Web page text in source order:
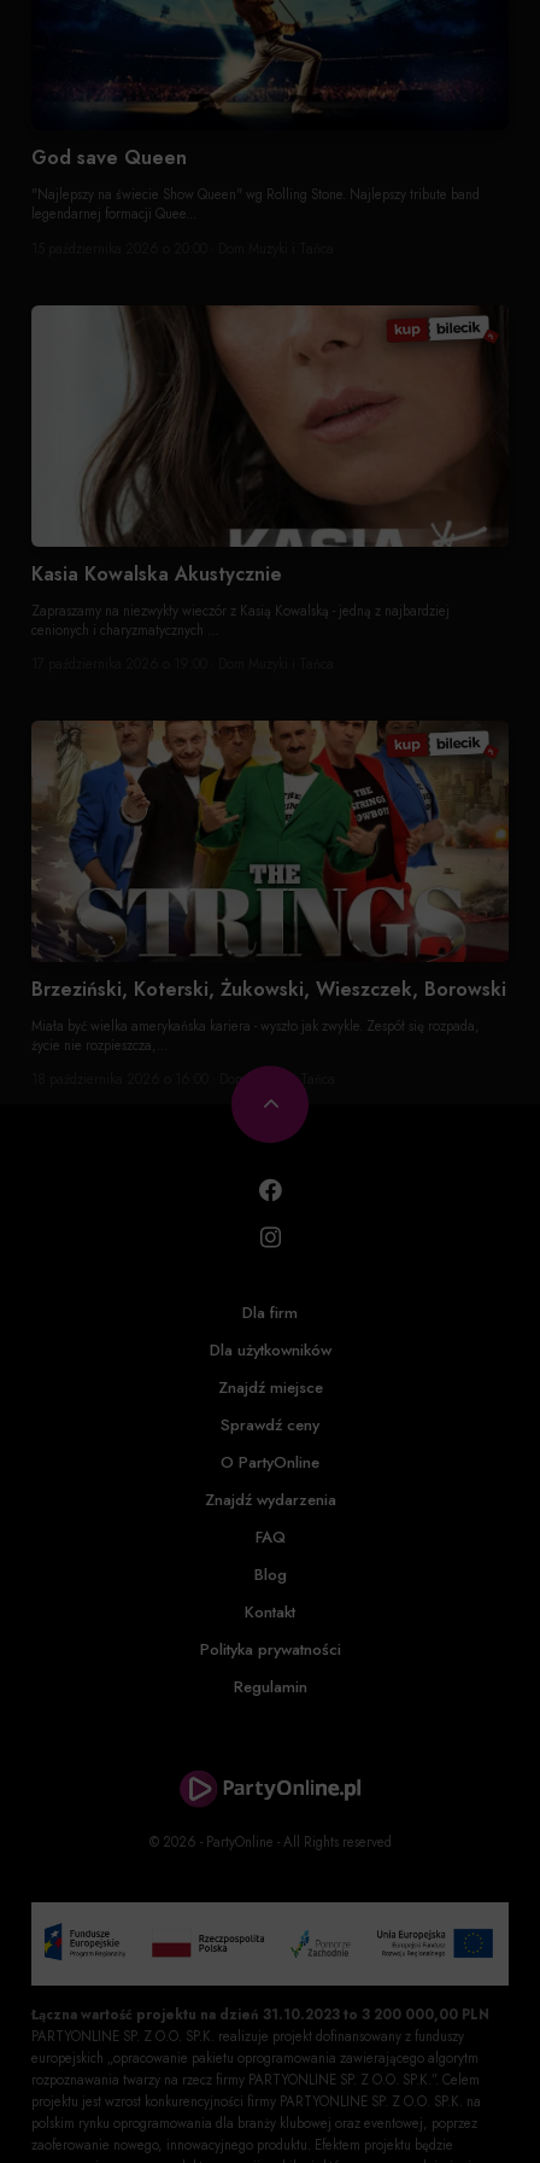
God save Queen
"Najlepszy na świecie Show Queen" wg Rolling Stone. Najlepszy tribute band
legendarnej formacji Quee...
Kasia Kowalska Akustycznie
Zapraszamy na niezwykły wieczór z Kasią Kowalską - jedną z najbardziej
cenionych i charyzmatycznych ...
Brzeziński, Koterski, Żukowski, Wieszczek, Borowski
Miała być wielka amerykańska kariera - wyszło jak zwykle. Zespół się rozpada,
życie nie rozpieszcza,...
18 października 2026 o 16:00 · Dom Muzyki i Tańca
© 2026 - PartyOnline - All Rights reserved
Dla firm
Dla użytkowników
Znajdź miejsce
Sprawdź ceny
O PartyOnline
Znajdź wydarzenia
FAQ
Blog
Kontakt
Polityka prywatności
Regulamin
Łączna wartość projektu na dzień 31.10.2023 to 3 200 000,00 PLN
PARTYONLINE SP. Z O.O. SP.K. realizuje projekt dofinansowany z funduszy
europejskich „opracowanie pakietu oprogramowania zawierającego algorytm
rozpoznawania twarzy na rzecz firmy PARTYONLINE SP. Z O.O. SP.K.”. Celem
projektu jest wzrost konkurencyjności firmy PARTYONLINE SP. Z O.O. SP.K. na
polskim rynku oprogramowania dla branży klubowej oraz eventowej, poprzez
zaoferowanie nowego, innowacyjnego produktu. Efektem projektu będzie